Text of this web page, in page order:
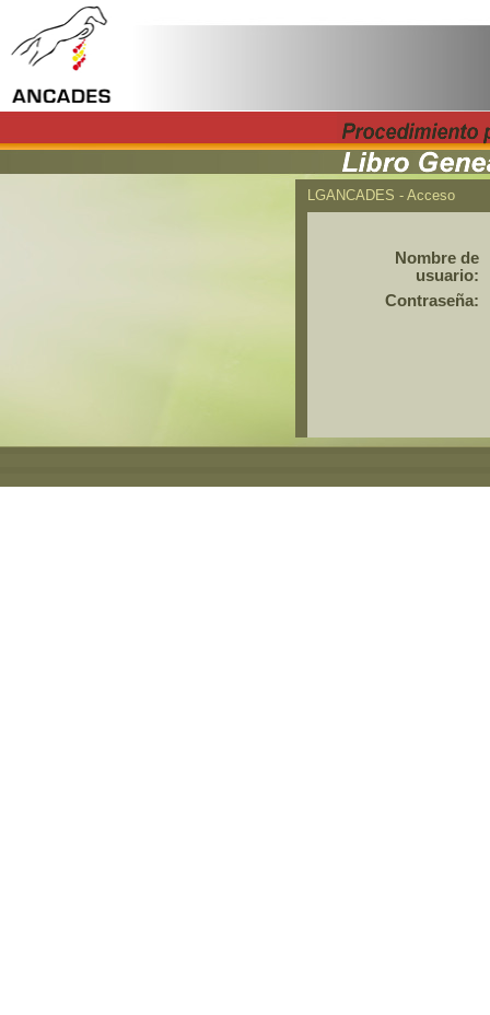
LGANCADES - Acceso
Nombre de
usuario:
Contraseña: